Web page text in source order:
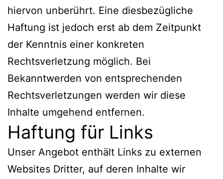
hiervon unberührt. Eine diesbezügliche
Haftung ist jedoch erst ab dem Zeitpunkt
der Kenntnis einer konkreten
Rechtsverletzung möglich. Bei
Bekanntwerden von entsprechenden
Rechtsverletzungen werden wir diese
Inhalte umgehend entfernen.
Haftung für Links
Unser Angebot enthält Links zu externen
Websites Dritter, auf deren Inhalte wir